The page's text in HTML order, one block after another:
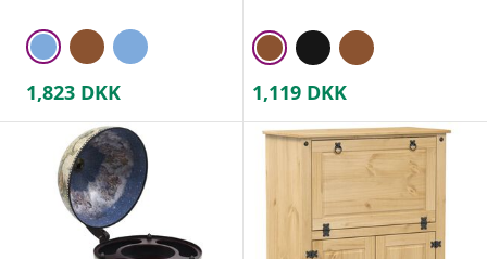
1,823 DKK 1,119 DKK